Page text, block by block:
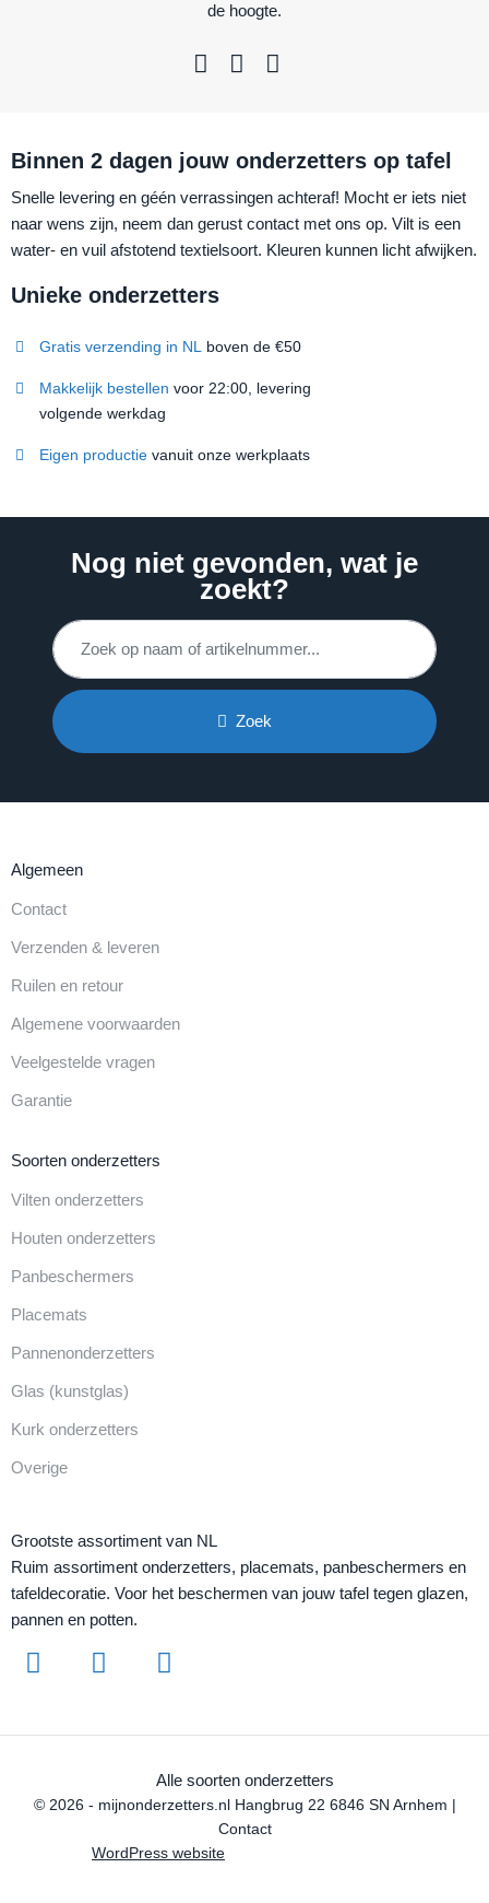
de hoogte.
Binnen 2 dagen jouw onderzetters op tafel
Snelle levering en géén verrassingen achteraf! Mocht er iets niet
naar wens zijn, neem dan gerust contact met ons op. Vilt is een
water- en vuil afstotend textielsoort. Kleuren kunnen licht afwijken.
Unieke onderzetters
Gratis verzending in NL boven de €50
Makkelijk bestellen voor 22:00, levering
volgende werkdag
Eigen productie vanuit onze werkplaats
Nog niet gevonden, wat je
zoekt?
Zoek
Algemeen
Contact
Verzenden & leveren
Ruilen en retour
Algemene voorwaarden
Veelgestelde vragen
Garantie
Soorten onderzetters
Vilten onderzetters
Houten onderzetters
Panbeschermers
Placemats
Pannenonderzetters
Glas (kunstglas)
Kurk onderzetters
Overige
Grootste assortiment van NL
Ruim assortiment onderzetters, placemats, panbeschermers en
tafeldecoratie. Voor het beschermen van jouw tafel tegen glazen,
pannen en potten.
Alle soorten onderzetters
© 2026 - mijnonderzetters.nl Hangbrug 22 6846 SN Arnhem |
Contact
WordPress website